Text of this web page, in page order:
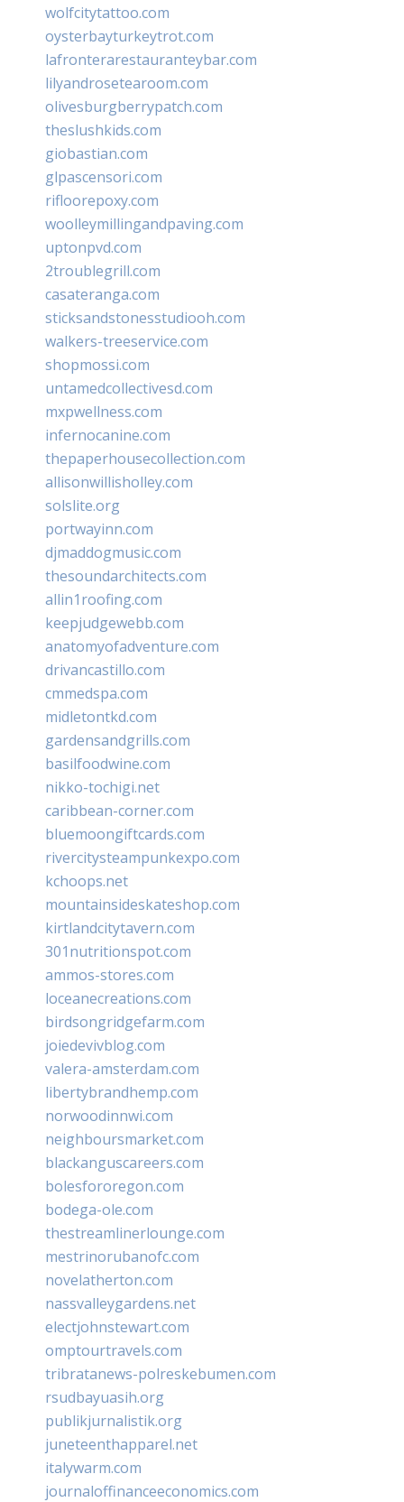
wolfcitytattoo.com
oysterbayturkeytrot.com
lafronterarestauranteybar.com
lilyandrosetearoom.com
olivesburgberrypatch.com
theslushkids.com
giobastian.com
glpascensori.com
rifloorepoxy.com
woolleymillingandpaving.com
uptonpvd.com
2troublegrill.com
casateranga.com
sticksandstonesstudiooh.com
walkers-treeservice.com
shopmossi.com
untamedcollectivesd.com
mxpwellness.com
infernocanine.com
thepaperhousecollection.com
allisonwillisholley.com
solslite.org
portwayinn.com
djmaddogmusic.com
thesoundarchitects.com
allin1roofing.com
keepjudgewebb.com
anatomyofadventure.com
drivancastillo.com
cmmedspa.com
midletontkd.com
gardensandgrills.com
basilfoodwine.com
nikko-tochigi.net
caribbean-corner.com
bluemoongiftcards.com
rivercitysteampunkexpo.com
kchoops.net
mountainsideskateshop.com
kirtlandcitytavern.com
301nutritionspot.com
ammos-stores.com
loceanecreations.com
birdsongridgefarm.com
joiedevivblog.com
valera-amsterdam.com
libertybrandhemp.com
norwoodinnwi.com
neighboursmarket.com
blackanguscareers.com
bolesfororegon.com
bodega-ole.com
thestreamlinerlounge.com
mestrinorubanofc.com
novelatherton.com
nassvalleygardens.net
electjohnstewart.com
omptourtravels.com
tribratanews-polreskebumen.com
rsudbayuasih.org
publikjurnalistik.org
juneteenthapparel.net
italywarm.com
journaloffinanceeconomics.com